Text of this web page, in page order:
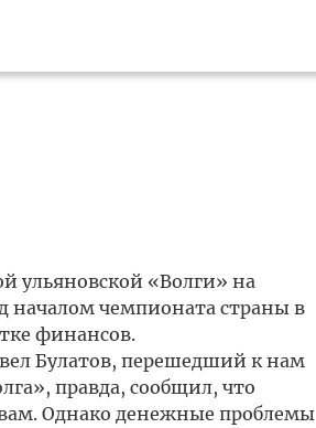
ульяновской «Волги» на
началом чемпионата страны в
финансов.
Булатов, перешедший к нам
правда, сообщил, что
Однако денежные проблемы